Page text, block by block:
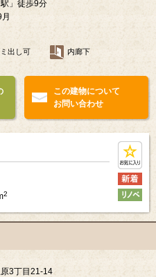
」徒歩9分
出し可 内廊下
この建物について
お問い合わせ
2
3丁目21-14